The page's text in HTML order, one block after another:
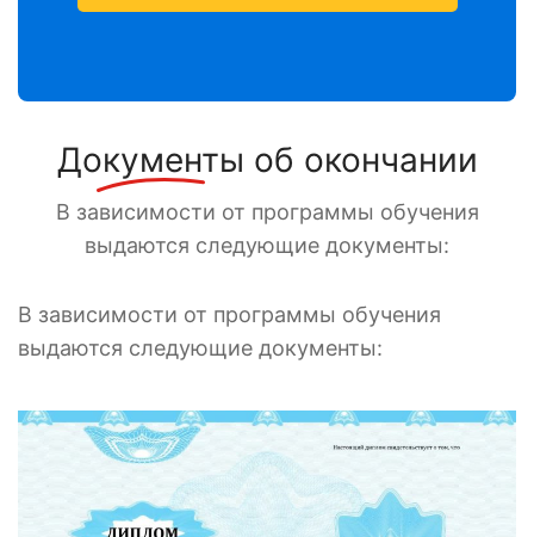
Документы об окончании
В зависимости от программы обучения
выдаются следующие документы:
В зависимости от программы обучения
выдаются следующие документы: